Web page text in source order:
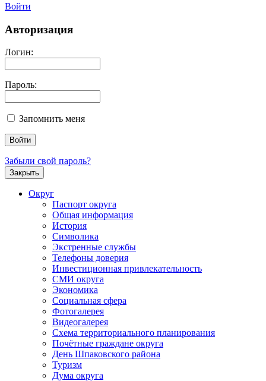
Войти
Авторизация
Логин:
Пароль:
Запомнить меня
Забыли свой пароль?
Закрыть
Округ
Паспорт округа
Общая информация
История
Символика
Экстренные службы
Телефоны доверия
Инвестиционная привлекательность
СМИ округа
Экономика
Социальная сфера
Фотогалерея
Видеогалерея
Схема территориального планирования
Почётные граждане округа
День Шпаковского района
Туризм
Дума округа